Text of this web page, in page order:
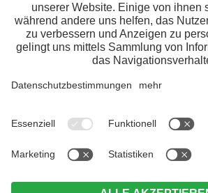
TONZHAUS, Hotel & Pizzeria
Familie Götsch
Unser Frau 27
39020 Schnalstal
Südtirol
Tel.+39 0473 66 96 88
info@tonzhaus.com